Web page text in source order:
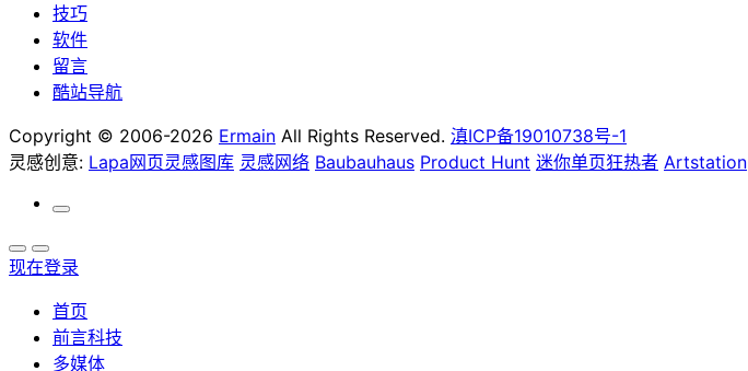
技巧
软件
留言
酷站导航
Copyright © 2006-2026 Ermain All Rights Reserved. 滇ICP备19010738号-1
灵感创意: Lapa网页灵感图库 灵感网络 Baubauhaus Product Hunt 迷你单页狂热者 Artstation
现在登录
首页
前言科技
多媒体